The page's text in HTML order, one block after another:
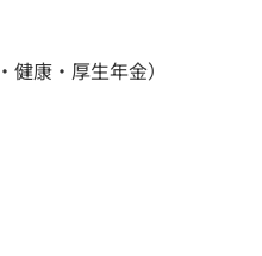
健康・厚生年金）